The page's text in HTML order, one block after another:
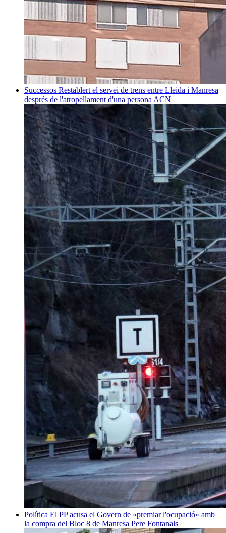
Successos Restablert el servei de trens entre Lleida i Manresa
després de l'atropellament d'una persona ACN
Política El PP acusa el Govern de «premiar l'ocupació» amb
la compra del Bloc 8 de Manresa Pere Fontanals